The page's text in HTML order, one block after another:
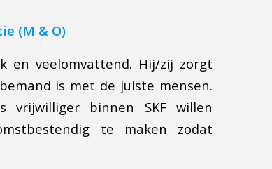
(M & O)
en veelomvattend. Hij/zij zorgt
is met de juiste mensen.
binnen SKF willen
te maken zodat